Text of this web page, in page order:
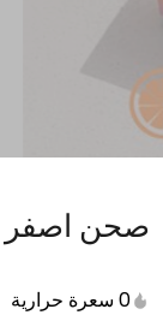
منتجات صحية
صحن اصفر
0 سعرة حرارية